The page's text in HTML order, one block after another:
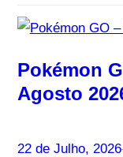
Pokémon
Agosto
22 de Julho, 2026